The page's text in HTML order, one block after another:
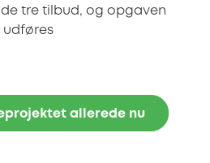
tre tilbud, og opgaven
udføres
allerede nu